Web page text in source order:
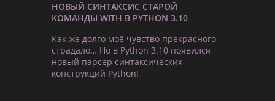
НОВЫЙ СИНТАКСИС СТАРОЙ
КОМАНДЫ WITH В PYTHON 3.10
Как же долго моё чувство прекрасного
страдало… Но в Python 3.10 появился
новый парсер синтаксических
конструкций Python!